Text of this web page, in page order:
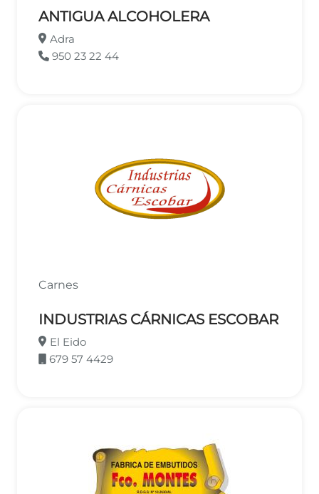
ANTIGUA ALCOHOLERA
Adra
950 23 22 44
Carnes
INDUSTRIAS CÁRNICAS ESCOBAR
El Eido
679 57 4429